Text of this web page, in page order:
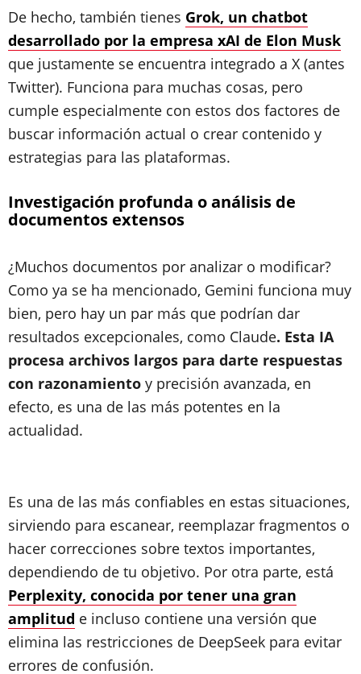
De hecho, también tienes Grok, un chatbot
desarrollado por la empresa xAI de Elon Musk
que justamente se encuentra integrado a X (antes
Twitter). Funciona para muchas cosas, pero
cumple especialmente con estos dos factores de
buscar información actual o crear contenido y
estrategias para las plataformas.
Investigación profunda o análisis de
documentos extensos
¿Muchos documentos por analizar o modificar?
Como ya se ha mencionado, Gemini funciona muy
bien, pero hay un par más que podrían dar
resultados excepcionales, como Claude. Esta IA
procesa archivos largos para darte respuestas
con razonamiento y precisión avanzada, en
efecto, es una de las más potentes en la
actualidad.
Es una de las más confiables en estas situaciones,
sirviendo para escanear, reemplazar fragmentos o
hacer correcciones sobre textos importantes,
dependiendo de tu objetivo. Por otra parte, está
Perplexity, conocida por tener una gran
amplitud e incluso contiene una versión que
elimina las restricciones de DeepSeek para evitar
errores de confusión.